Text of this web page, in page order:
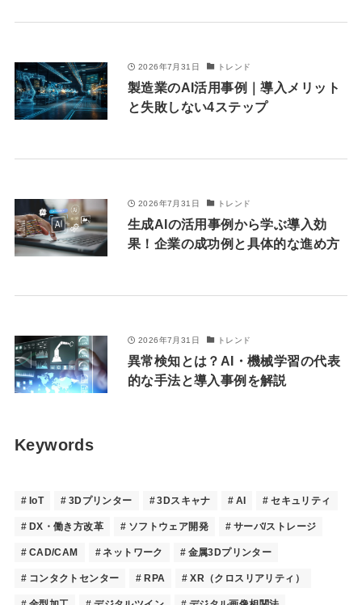
2026年7月31日 トレンド
製造業のAI活用事例｜導入メリット
と失敗しない4ステップ
2026年7月31日 トレンド
生成AIの活用事例から学ぶ導入効
果！企業の成功例と具体的な進め方
2026年7月31日 トレンド
異常検知とは？AI・機械学習の代表
的な手法と導入事例を解説
Keywords
IoT 3Dプリンター 3Dスキャナ AI セキュリティ
DX・働き方改革 ソフトウェア開発 サーバ/ストレージ
CAD/CAM ネットワーク 金属3Dプリンター
コンタクトセンター RPA XR（クロスリアリティ）